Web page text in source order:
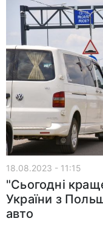
18.08.2023 - 11:15
"Сьогодні
України з
авто